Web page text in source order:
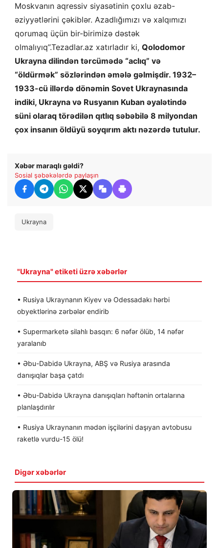
Moskvanın aqressiv siyasətinin çoxlu əzab-
əziyyətlərini çəkiblər. Azadlığımızı və xalqımızı
qorumaq üçün bir-birimizə dəstək
olmalıyıq”.Tezadlar.az xatırladır ki, Qolodomor
Ukrayna dilindən tərcümədə “aclıq” və
“öldürmək” sözlərindən əmələ gəlmişdir. 1932–
1933-cü illərdə dönəmin Sovet Ukraynasında
indiki, Ukrayna və Rusyanın Kuban əyalətində
süni olaraq törədilən qıtlıq səbəbilə 8 milyondan
çox insanın öldüyü soyqırım aktı nəzərdə tutulur.
Xəbər maraqlı gəldi?
Sosial şəbəkələrdə paylaşın
Ukrayna
"Ukrayna" etiketi üzrə xəbərlər
• Rusiya Ukraynanın Kiyev və Odessadakı hərbi
obyektlərinə zərbələr endirib
• Supermarketə silahlı basqın: 6 nəfər ölüb, 14 nəfər
yaralanıb
• Əbu-Dabidə Ukrayna, ABŞ və Rusiya arasında
danışıqlar başa çatdı
• Əbu-Dabidə Ukrayna danışıqları həftənin ortalarına
planlaşdırılır
• Rusiya Ukraynanın mədən işçilərini daşıyan avtobusu
raketlə vurdu-15 ölü!
Digər xəbərlər